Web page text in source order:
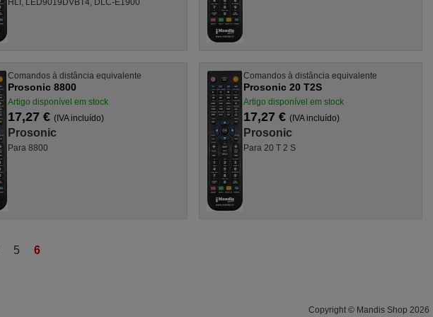
Comandos à distância equivalente
Prosonic 8800
Artigo disponível em stock
17,27 € (IVA incluído)
Prosonic
Para 8800
Comandos à distância equivalente
Prosonic 20 T2S
Artigo disponível em stock
17,27 € (IVA incluído)
Prosonic
Para 20 T 2 S
5 6
Copyright © Mandis Shop 2026